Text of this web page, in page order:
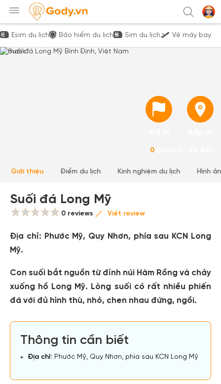
Esim du lịch Bảo hiểm du lịch Sim du lịch Vé máy bay
0
Giới thiệu Điểm du lịch Kinh nghiệm du lịch Hình
Suối đá Long Mỹ
0 reviews Viết review
Địa chỉ: Phước Mỹ, Quy Nhơn, phía sau KCN Long
Mỹ.
Con suối bắt nguồn từ đỉnh núi Hàm Rồng và chảy
xuống hồ Long Mỹ. Lòng suối có rất nhiều phiến
đá với đủ hình thù, nhỏ, chen nhau đứng, ngồi.
Thông tin cần biết
Địa chỉ: Phước Mỹ, Quy Nhơn, phía sau KCN Long Mỹ